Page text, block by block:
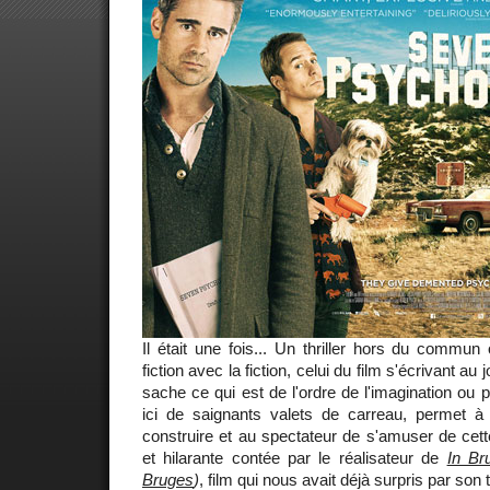
Il était une fois... Un thriller hors du commun
fiction avec la fiction, celui du film s'écrivant au
sache ce qui est de l'ordre de l'imagination ou
ici de saignants valets de carreau, permet
construire et au spectateur de s'amuser de
et hilarante contée par le réalisateur de In
Bruges), film qui nous avait déjà surpris par son